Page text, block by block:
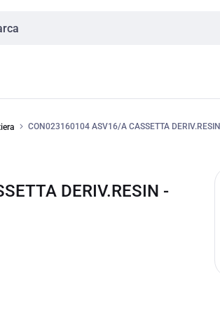
CON023160104 ASV16/A CASSETTA DERIV.RESIN
DERIV.RESIN -